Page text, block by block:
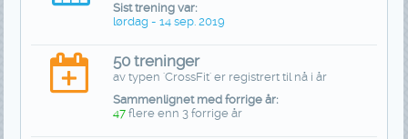
Sist trening var:
lørdag - 14 sep. 2019
50 treninger
av typen 'CrossFit' er registrert til nå i år
Sammenlignet med forrige år:
47 flere enn 3 forrige år